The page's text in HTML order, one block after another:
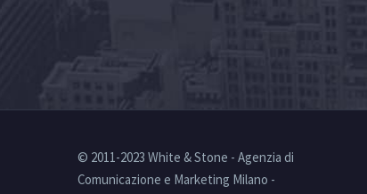
© 2011-2023 White & Stone - Agenzia di
Comunicazione e Marketing Milano -